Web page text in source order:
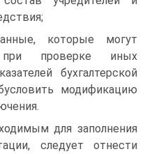
которые могут
при проверке иных
бухгалтерской
модификацию
для заполнения
следует отнести